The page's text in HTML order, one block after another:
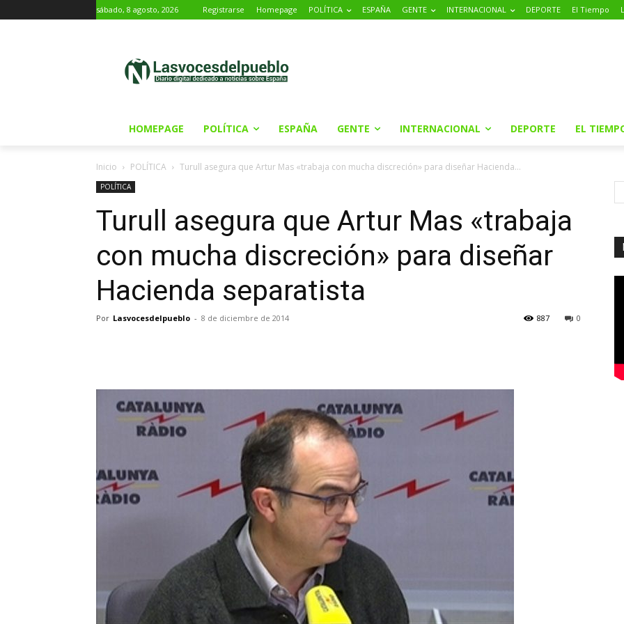
sábado, 8 agosto, 2026 Registrarse Homepage POLÍTICA ESPAÑA GENTE INTERNACIONAL DEPORTE El Tiempo
HOMEPAGE POLÍTICA ESPAÑA GENTE INTERNACIONAL DEPORTE EL
Inicio POLÍTICA Turull asegura que Artur Mas «trabaja con mucha discreción» para diseñar Hacienda...
POLÍTICA
Turull asegura que Artur Mas «trabaja
con mucha discreción» para diseñar
Hacienda separatista
Por Lasvocesdelpueblo - 8 de diciembre de 2014 0
887